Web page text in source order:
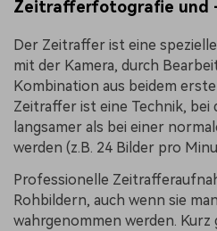
Zeitrafferfotografie und
Der Zeitraffer ist eine
mit der Kamera, durch
Kombination aus beidem
Zeitraffer ist eine Technik, bei
langsamer als bei einer
werden (z.B. 24 Bilder pro
Professionelle
Rohbildern, auch wenn sie
wahrgenommen werden.